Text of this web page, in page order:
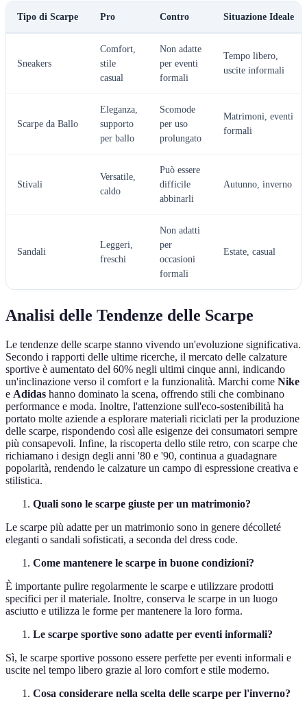
Tipo di Scarpe Pro Contro Situazione Ideale
Sneakers
Comfort,
stile
casual
Non adatte
per eventi
formali
Tempo libero,
uscite informali
Scarpe da Ballo
Eleganza,
supporto
per ballo
Scomode
per uso
prolungato
Matrimoni, eventi
formali
Stivali
Versatile,
caldo
Può essere
difficile
abbinarli
Autunno, inverno
Sandali
Leggeri,
freschi
Non adatti
per
occasioni
formali
Estate, casual
Analisi delle Tendenze delle Scarpe
Le tendenze delle scarpe stanno vivendo un'evoluzione significativa.
Secondo i rapporti delle ultime ricerche, il mercato delle calzature
sportive è aumentato del 60% negli ultimi cinque anni, indicando
un'inclinazione verso il comfort e la funzionalità. Marchi come Nike
e Adidas hanno dominato la scena, offrendo stili che combinano
performance e moda. Inoltre, l'attenzione sull'eco-sostenibilità ha
portato molte aziende a esplorare materiali riciclati per la produzione
delle scarpe, rispondendo così alle esigenze dei consumatori sempre
più consapevoli. Infine, la riscoperta dello stile retro, con scarpe che
richiamano i design degli anni '80 e '90, continua a guadagnare
popolarità, rendendo le calzature un campo di espressione creativa e
stilistica.
Quali sono le scarpe giuste per un matrimonio?
Le scarpe più adatte per un matrimonio sono in genere décolleté
eleganti o sandali sofisticati, a seconda del dress code.
Come mantenere le scarpe in buone condizioni?
È importante pulire regolarmente le scarpe e utilizzare prodotti
specifici per il materiale. Inoltre, conserva le scarpe in un luogo
asciutto e utilizza le forme per mantenere la loro forma.
Le scarpe sportive sono adatte per eventi informali?
Sì, le scarpe sportive possono essere perfette per eventi informali e
uscite nel tempo libero grazie al loro comfort e stile moderno.
Cosa considerare nella scelta delle scarpe per l'inverno?